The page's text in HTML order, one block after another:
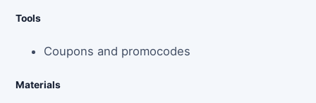
Tools
Coupons and promocodes
Materials